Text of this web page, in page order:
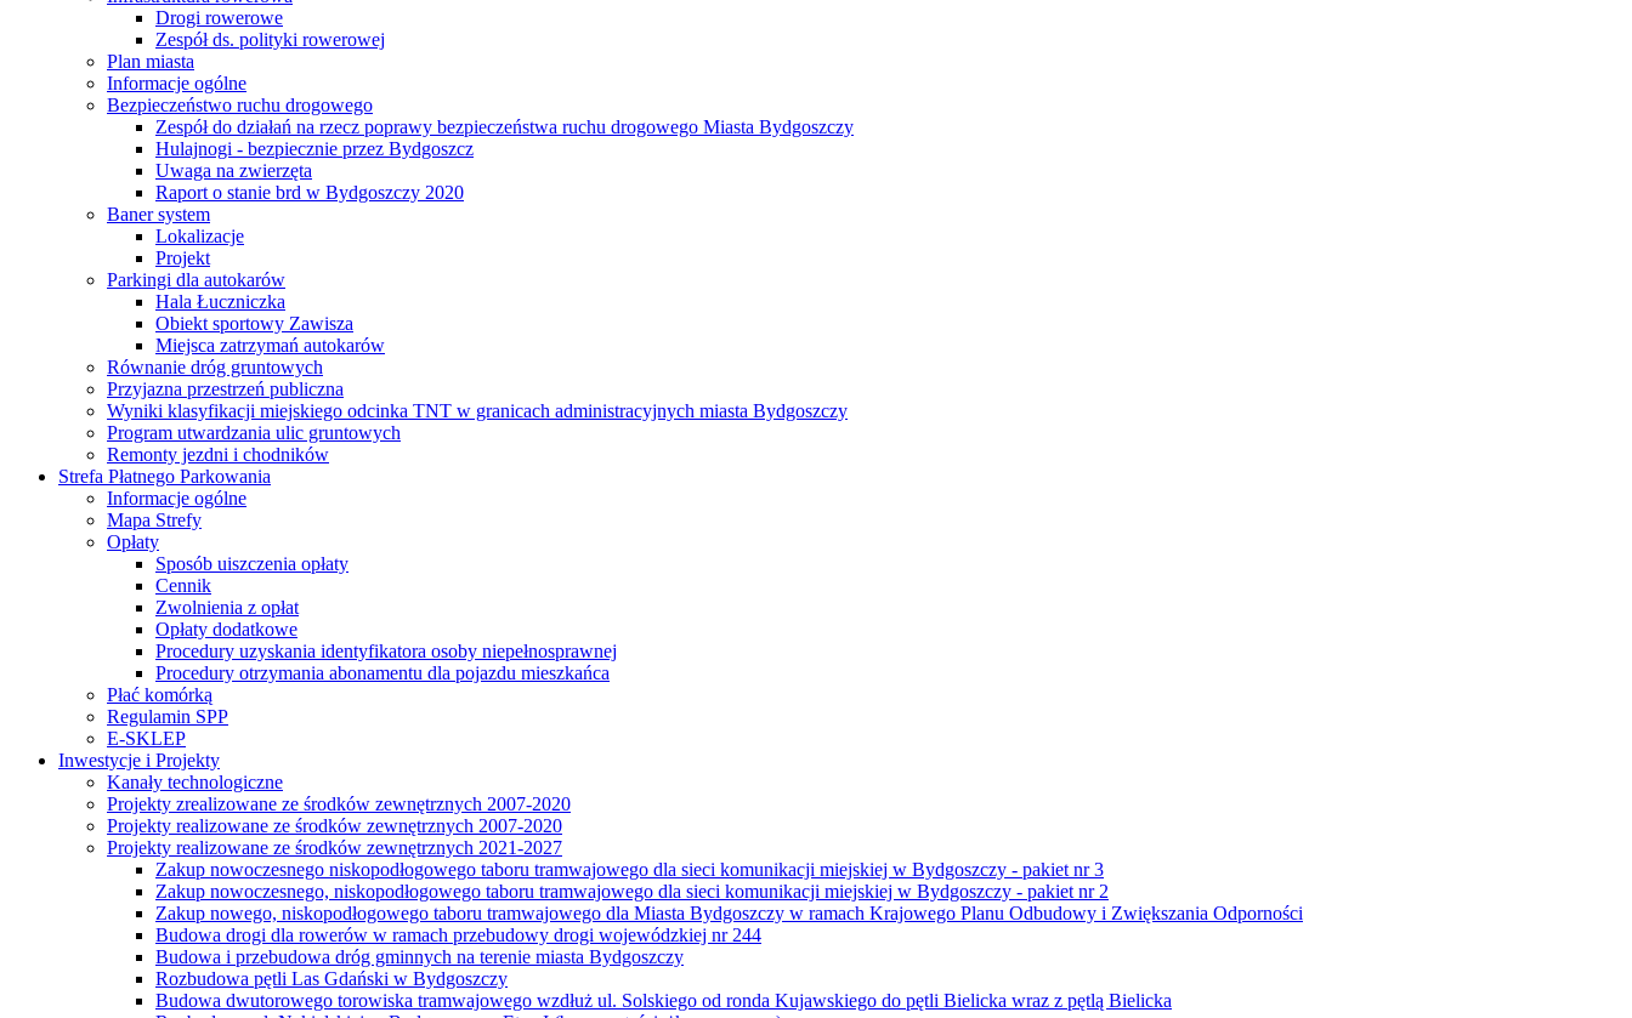
Drogi rowerowe
Zespół ds. polityki rowerowej
Plan miasta
Informacje ogólne
Bezpieczeństwo ruchu drogowego
Zespół do działań na rzecz poprawy bezpieczeństwa ruchu drogowego Miasta Bydgoszczy
Hulajnogi - bezpiecznie przez Bydgoszcz
Uwaga na zwierzęta
Raport o stanie brd w Bydgoszczy 2020
Baner system
Lokalizacje
Projekt
Parkingi dla autokarów
Hala Łuczniczka
Obiekt sportowy Zawisza
Miejsca zatrzymań autokarów
Równanie dróg gruntowych
Przyjazna przestrzeń publiczna
Wyniki klasyfikacji miejskiego odcinka TNT w granicach administracyjnych miasta Bydgoszczy
Program utwardzania ulic gruntowych
Remonty jezdni i chodników
Strefa Płatnego Parkowania
Informacje ogólne
Mapa Strefy
Opłaty
Sposób uiszczenia opłaty
Cennik
Zwolnienia z opłat
Opłaty dodatkowe
Procedury uzyskania identyfikatora osoby niepełnosprawnej
Procedury otrzymania abonamentu dla pojazdu mieszkańca
Płać komórką
Regulamin SPP
E-SKLEP
Inwestycje i Projekty
Kanały technologiczne
Projekty zrealizowane ze środków zewnętrznych 2007-2020
Projekty realizowane ze środków zewnętrznych 2007-2020
Projekty realizowane ze środków zewnętrznych 2021-2027
Zakup nowoczesnego niskopodłogowego taboru tramwajowego dla sieci komunikacji miejskiej w Bydgoszczy - pakiet nr 3
Zakup nowoczesnego, niskopodłogowego taboru tramwajowego dla sieci komunikacji miejskiej w Bydgoszczy - pakiet nr 2
Zakup nowego, niskopodłogowego taboru tramwajowego dla Miasta Bydgoszczy w ramach Krajowego Planu Odbudowy i Zwiększania Odporności
Budowa drogi dla rowerów w ramach przebudowy drogi wojewódzkiej nr 244
Budowa i przebudowa dróg gminnych na terenie miasta Bydgoszczy
Rozbudowa pętli Las Gdański w Bydgoszczy
Budowa dwutorowego torowiska tramwajowego wzdłuż ul. Solskiego od ronda Kujawskiego do pętli Bielicka wraz z pętlą Bielicka